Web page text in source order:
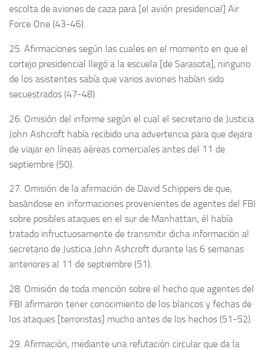
escolta de aviones de caza para [el avión presidencial] Air
Force One (43-46).
25. Afirmaciones según las cuales en el momento en que el
cortejo presidencial llegó a la escuela [de Sarasota], ninguno
de los asistentes sabía que varios aviones habían sido
secuestrados (47-48).
26. Omisión del informe según el cual el secretario de Justicia
John Ashcroft había recibido una advertencia para que dejara
de viajar en líneas aéreas comerciales antes del 11 de
septiembre (50).
27. Omisión de la afirmación de David Schippers de que,
basándose en informaciones provenientes de agentes del FBI
sobre posibles ataques en el sur de Manhattan, él había
tratado infructuosamente de transmitir dicha información al
secretario de Justicia John Ashcroft durante las 6 semanas
anteriores al 11 de septiembre (51).
28. Omisión de toda mención sobre el hecho que agentes del
FBI afirmaron tener conocimiento de los blancos y fechas de
los ataques [terroristas] mucho antes de los hechos (51-52).
29. Afirmación, mediante una refutación circular que da la